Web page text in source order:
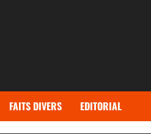
FAITS DIVERS EDITORIAL